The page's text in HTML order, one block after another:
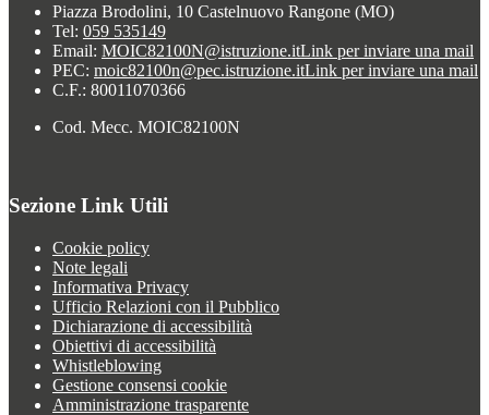
Piazza Brodolini, 10 Castelnuovo Rangone (MO)
Tel: 059 535149
Email: MOIC82100N@istruzione.itLink per inviare una mail
PEC: moic82100n@pec.istruzione.itLink per inviare una mail
C.F.: 80011070366
Cod. Mecc. MOIC82100N
Sezione Link Utili
Cookie policy
Note legali
Informativa Privacy
Ufficio Relazioni con il Pubblico
Dichiarazione di accessibilità
Obiettivi di accessibilità
Whistleblowing
Gestione consensi cookie
Amministrazione trasparente